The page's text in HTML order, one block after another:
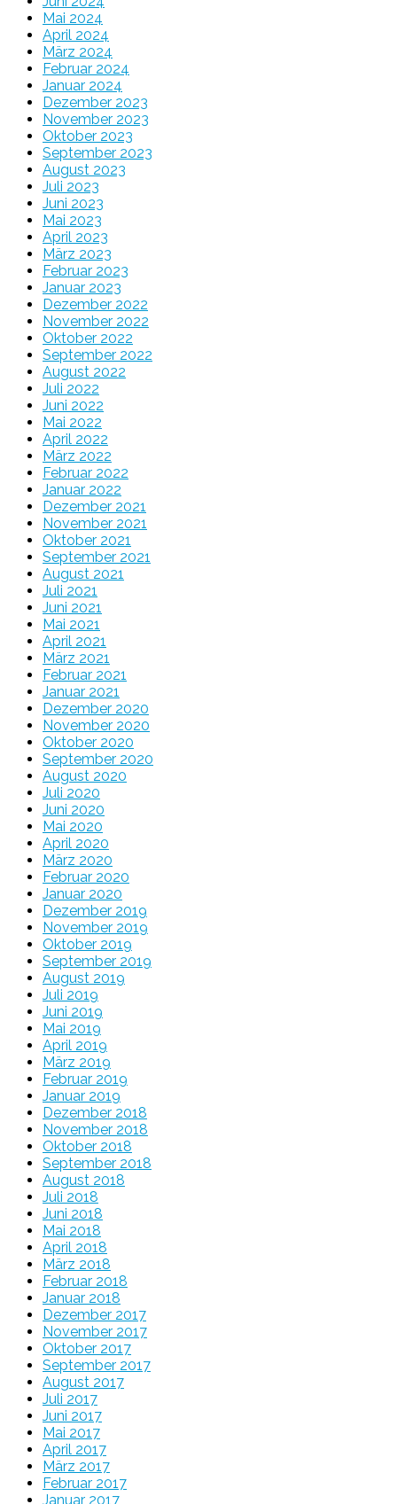
Mai 2024
April 2024
März 2024
Februar 2024
Januar 2024
Dezember 2023
November 2023
Oktober 2023
September 2023
August 2023
Juli 2023
Juni 2023
Mai 2023
April 2023
März 2023
Februar 2023
Januar 2023
Dezember 2022
November 2022
Oktober 2022
September 2022
August 2022
Juli 2022
Juni 2022
Mai 2022
April 2022
März 2022
Februar 2022
Januar 2022
Dezember 2021
November 2021
Oktober 2021
September 2021
August 2021
Juli 2021
Juni 2021
Mai 2021
April 2021
März 2021
Februar 2021
Januar 2021
Dezember 2020
November 2020
Oktober 2020
September 2020
August 2020
Juli 2020
Juni 2020
Mai 2020
April 2020
März 2020
Februar 2020
Januar 2020
Dezember 2019
November 2019
Oktober 2019
September 2019
August 2019
Juli 2019
Juni 2019
Mai 2019
April 2019
März 2019
Februar 2019
Januar 2019
Dezember 2018
November 2018
Oktober 2018
September 2018
August 2018
Juli 2018
Juni 2018
Mai 2018
April 2018
März 2018
Februar 2018
Januar 2018
Dezember 2017
November 2017
Oktober 2017
September 2017
August 2017
Juli 2017
Juni 2017
Mai 2017
April 2017
März 2017
Februar 2017
Januar 2017